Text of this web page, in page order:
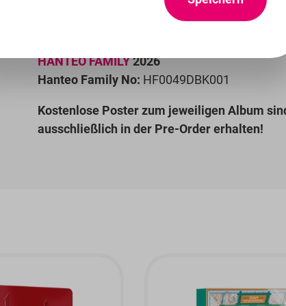
Jede verkaufte Blu-Ray wird in
HANTEO FAMILY2026
Hanteo Family No: HF0049DBK001
Kostenlose Poster zum jeweiligen Album
ausschließlich in der Pre-Order erhalten!